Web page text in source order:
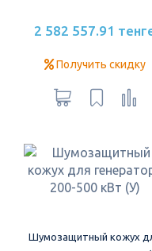
2 582 557.91
Получить скидку
Шумозащитный кожух